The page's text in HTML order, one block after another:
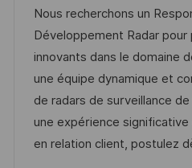
t
u
m
d
e
r
V
b
-
I
D
a
t
e
g
o
r
i
Nous recherchons un
Développement Radar
innovants dans le domaine
une équipe dynamique et
de radars de surveillance
une expérience
en relation client, postulez